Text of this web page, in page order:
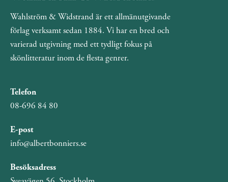
Wahlström & Widstrand är ett allmänutgivande
förlag verksamt sedan 1884. Vi har en bred och
varierad utgivning med ett tydligt fokus på
skönlitteratur inom de flesta genrer.
Telefon
08-696 84 80
E-post
info@albertbonniers.se
Besöksadress